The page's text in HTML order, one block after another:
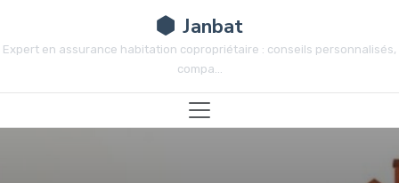
Janbat
Expert en assurance habitation copropriétaire : conseils personnalisés,
compa...